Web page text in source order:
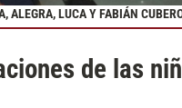
ALEGRA, LUCA Y FABIÁN
de las